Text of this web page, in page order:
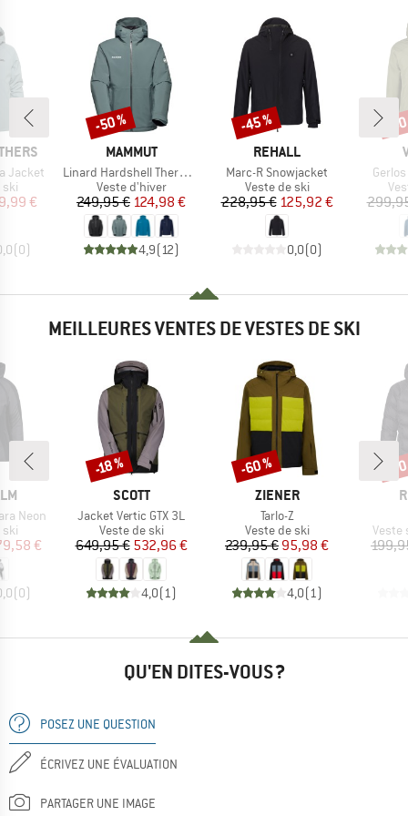
Jacket
ski
réduit
€
(0)
MARQUE
MAMMUT
Article
Linard Hardshell Thermo Hooded Jacket
Product group
Veste d'hiver
Prix
249,95 €Prix réduit
124,98 €
4,9(12)
Remise
-50 %
MARQUE
REHALL
Article
Marc-R Snowjacket
Product group
Veste de ski
Prix
228,95 €Prix réduit
125,92 €
0,0(0)
Remise
-45 %
Article
-
MEILLEURES VENTES DE VESTES DE SKI
Neon
ski
réduit
€
(0)
MARQUE
SCOTT
Article
Jacket Vertic GTX 3L
Product group
Veste de ski
Prix
649,95 €Prix réduit
532,96 €
4,0(1)
Remise
-18 %
MARQUE
ZIENER
Article
Tarlo-Z
Product group
Veste de ski
Prix
239,95 €Prix réduit
95,98 €
4,0(1)
Remise
-60 %
Veste
-
QU'EN DITES-VOUS ?
POSEZ UNE QUESTION
ÉCRIVEZ UNE ÉVALUATION
PARTAGER UNE IMAGE